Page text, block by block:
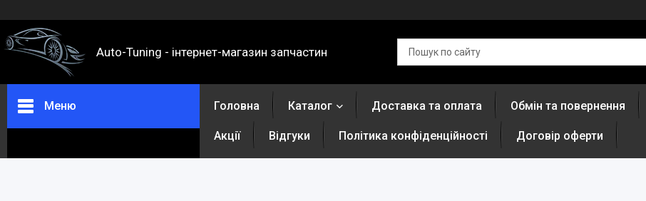
Auto-Tuning - інтернет-магазин запчастин
Меню Головна Каталог Доставка та оплата Обмін та повернення
Акції Відгуки Політика конфіденційності Договір оферти